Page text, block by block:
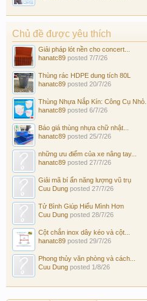
Chủ đề được yêu thích
Giải pháp lót nền cho concert...
hanatc89 posted 7/7/26
Thùng rác HDPE dung tích 80L
hanatc89 posted 20/7/26
Thùng Nhựa Nắp Kín: Công Cụ Nhỏ...
hanatc89 posted 6/7/26
Báo giá thùng nhựa chữ nhật...
hanatc89 posted 25/7/26
những ưu điểm của xe nâng tay...
hanatc89 posted 27/7/26
Giải mã bí ẩn năng lượng vũ trụ
Cuu Dung posted 27/7/26
Tử Bình Giúp Hiểu Mình Hơn
Cuu Dung posted 28/7/26
Cột chắn inox dây kéo và cột...
hanatc89 posted 29/7/26
Phong thủy văn phòng và cách...
Cuu Dung posted 1/8/26